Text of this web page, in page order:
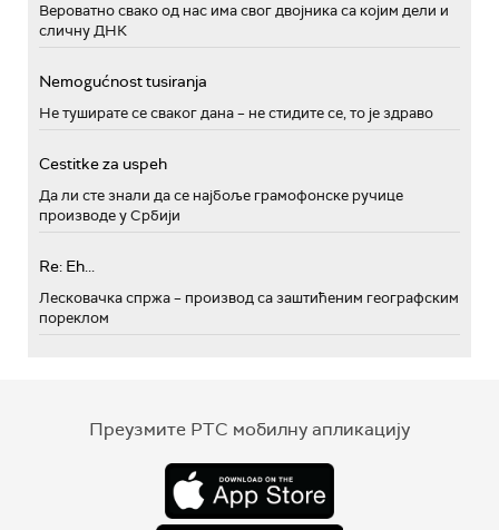
Вероватно свако од нас има свог двојника са којим дели и
сличну ДНК
Nemogućnost tusiranja
Не туширате се сваког дана – не стидите се, то је здраво
Cestitke za uspeh
Да ли сте знали да се најбоље грамофонске ручице
производе у Србији
Re: Eh...
Лесковачка спржа – производ са заштићеним географским
пореклом
Преузмите РТС мобилну апликацију